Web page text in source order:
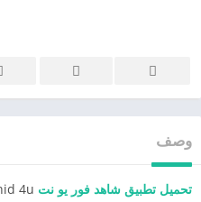
وصف
تحميل تطبيق شاهد فور يو نت